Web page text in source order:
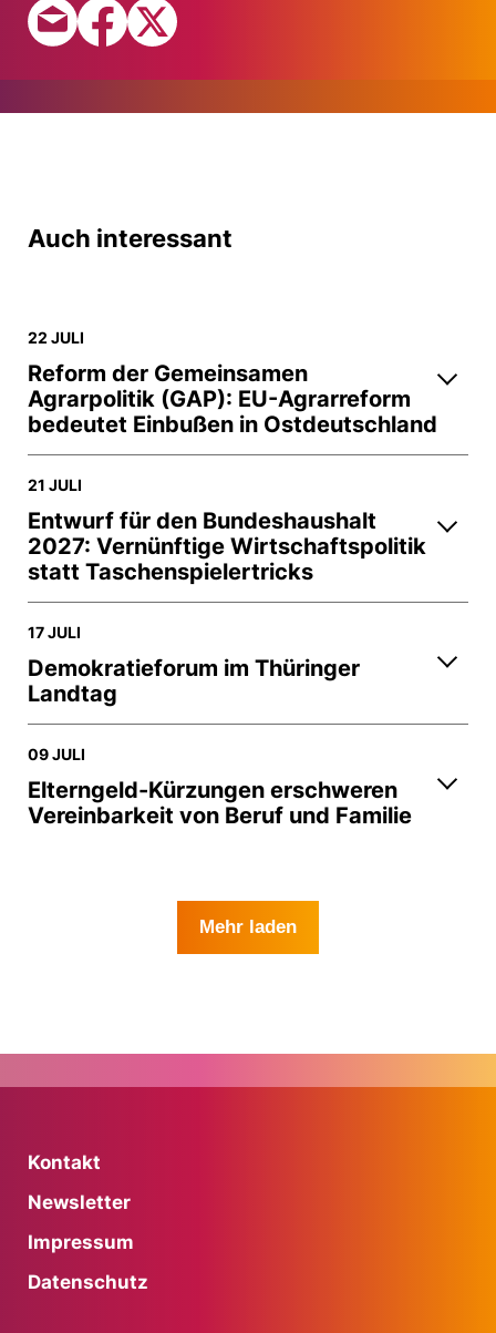
Auch interessant
22 JULI
Reform der Gemeinsamen
Agrarpolitik (GAP): EU-Agrarreform
bedeutet Einbußen in Ostdeutschland
21 JULI
Entwurf für den Bundeshaushalt
2027: Vernünftige Wirtschaftspolitik
statt Taschenspielertricks
17 JULI
Demokratieforum im Thüringer
Landtag
09 JULI
Elterngeld-Kürzungen erschweren
Vereinbarkeit von Beruf und Familie
Mehr laden
Kontakt
Newsletter
Impressum
Datenschutz